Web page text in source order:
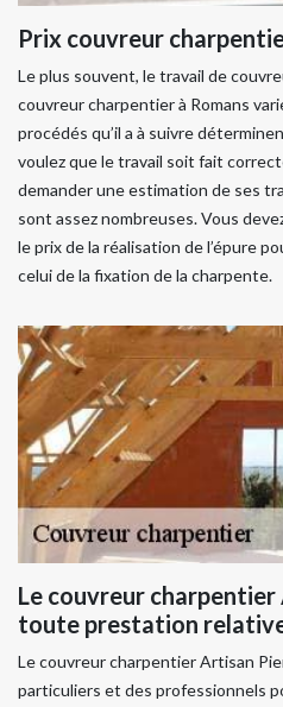
Prix couvreur
Le plus souvent, le travail de
couvreur charpentier à Romans
procédés qu’il a à suivre
voulez que le travail soit fait
demander une estimation de ses
sont assez nombreuses. Vous
le prix de la réalisation de l’épure
celui de la fixation de la charpente.
Le couvreur
toute prestation
Le couvreur charpentier Artisan
particuliers et des professionnels